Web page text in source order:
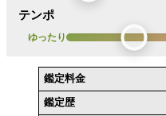
テンポ
ゆったり
鑑定料金
鑑定歴